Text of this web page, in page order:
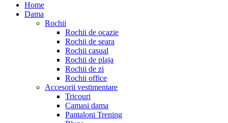
Home
Dama
Rochii
Rochii de ocazie
Rochii de seara
Rochii casual
Rochii de plaja
Rochii de zi
Rochii office
Accesorii vestimentare
Tricouri
Camasi dama
Pantaloni Trening